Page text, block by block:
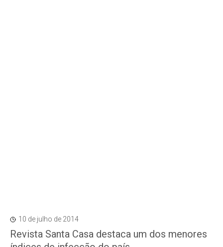
10 de julho de 2014
Revista Santa Casa destaca um dos menores